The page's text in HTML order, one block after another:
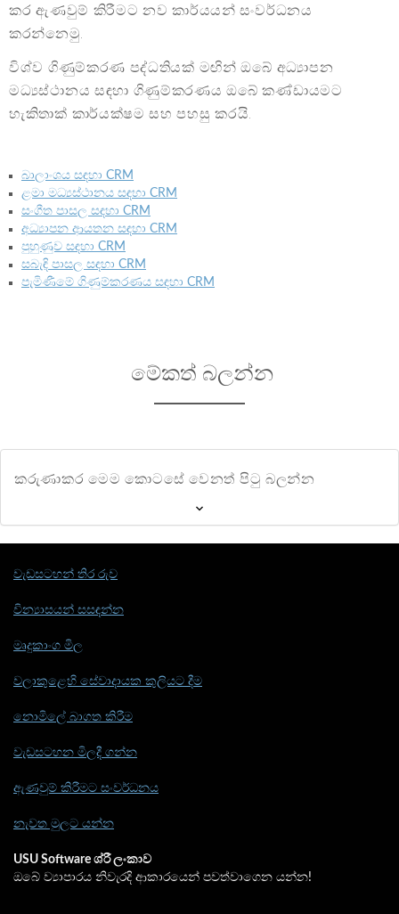
කර ඇණවුම් කිරීමට නව කාර්යයන් සංවර්ධනය
කරන්නෙමු.
විශ්ව ගිණුම්කරණ පද්ධතියක් මඟින් ඔබේ අධ්‍යාපන
මධ්‍යස්ථානය සඳහා ගිණුම්කරණය ඔබේ කණ්ඩායමට
හැකිතාක් කාර්යක්ෂම සහ පහසු කරයි.
බාලාංශය සඳහා CRM
ළමා මධ්‍යස්ථානය සඳහා CRM
සංගීත පාසල සඳහා CRM
අධ්‍යාපන ආයතන සඳහා CRM
පුහුණුව සඳහා CRM
සබැඳි පාසල සඳහා CRM
පැමිණීමේ ගිණුම්කරණය සඳහා CRM
මේකත් බලන්න
කරුණාකර මෙම කොටසේ වෙනත් පිටු බලන්න
වැඩසටහන් තිර රුව
වින්‍යාසයන් සසඳන්න
මෘදුකාංග මිල
වලාකුළෙහි සේවාදායක කුලියට දීම
නොමිලේ බාගත කිරීම
වැඩසටහන මිලදී ගන්න
ඇණවුම් කිරීමට සංවර්ධනය
නැවත මුලට යන්න
USU Software ශ්රී ලංකාව
ඔබේ ව්‍යාපාරය නිවැරදි ආකාරයෙන් පවත්වාගෙන යන්න!